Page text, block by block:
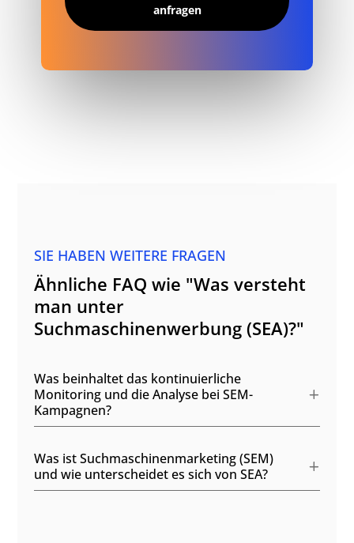
anfragen
SIE HABEN WEITERE FRAGEN
Ähnliche FAQ wie "Was versteht
man unter
Suchmaschinenwerbung (SEA)?"
Was beinhaltet das kontinuierliche
Monitoring und die Analyse bei SEM-
Kampagnen?
Was ist Suchmaschinenmarketing (SEM)
und wie unterscheidet es sich von SEA?